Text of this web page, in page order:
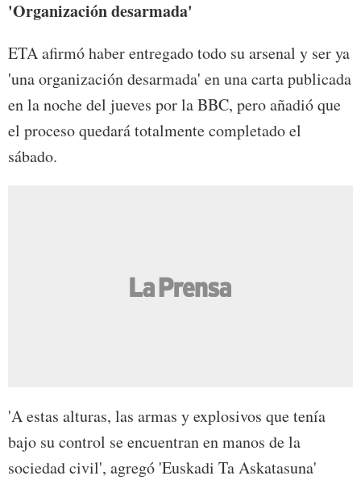
'Organización desarmada'
ETA afirmó haber entregado todo su arsenal y ser ya
'una organización desarmada' en una carta publicada
en la noche del jueves por la BBC, pero añadió que
el proceso quedará totalmente completado el
sábado.
'A estas alturas, las armas y explosivos que tenía
bajo su control se encuentran en manos de la
sociedad civil', agregó 'Euskadi Ta Askatasuna'